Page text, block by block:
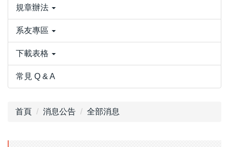
規章辦法
系友專區
下載表格
常見 Q & A
首頁 消息公告 全部消息